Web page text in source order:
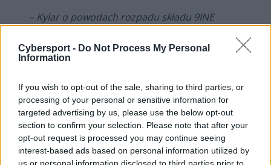
Cybersport - Do Not Process My Personal
Information
If you wish to opt-out of the sale, sharing to third parties, or
processing of your personal or sensitive information for
targeted advertising by us, please use the below opt-out
section to confirm your selection. Please note that after your
opt-out request is processed you may continue seeing
interest-based ads based on personal information utilized by
– Kylar o powodach rozpadu składu 9INE
KEi najmocniejszy obok hadesa
Bez wątpienia można powiedzieć, że Kylar ma za sobą
najlepszy drużynowo rok. Już sam awans naBLAST.tv
Paris Major 2023był przecież sporym osiągnięciem. A
przecież 9INE sięgnęło po niego z przytupem,
pokonując podczas Regional Major Ranking G2
Esports, Team Vitality oraz BIG. Do tego były też inne